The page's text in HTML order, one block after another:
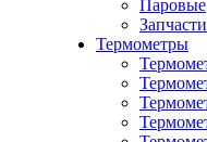
Паровые
Термометры